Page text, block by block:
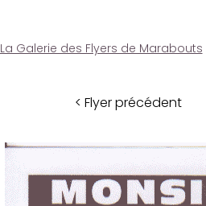
La Galerie des Flyers de Marabouts
< Flyer précédent